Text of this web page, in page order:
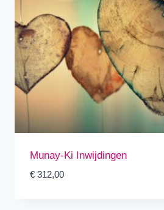
Munay-Ki Inwijdingen
€312,00